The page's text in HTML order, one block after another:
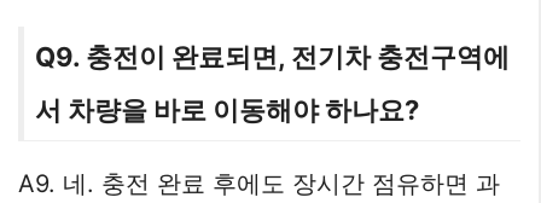
Q9. 충전이 완료되면, 전기차 충전구역에
서 차량을 바로 이동해야 하나요?
A9. 네. 충전 완료 후에도 장시간 점유하면 과